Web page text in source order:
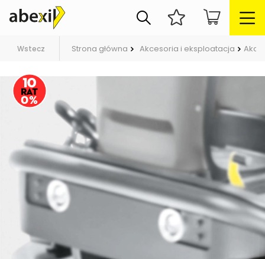
Wstecz Strona główna Akcesoria i eksploatacja